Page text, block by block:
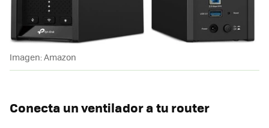
Imagen: Amazon
Conecta un ventilador a tu router